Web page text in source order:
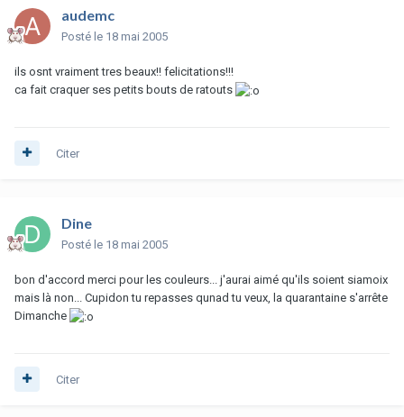
audemc
Posté le 18 mai 2005
ils osnt vraiment tres beaux!! felicitations!!!
ca fait craquer ses petits bouts de ratouts
Citer
Dine
Posté le 18 mai 2005
bon d'accord merci pour les couleurs... j'aurai aimé qu'ils soient siamoix
mais là non... Cupidon tu repasses qunad tu veux, la quarantaine s'arrête
Dimanche
Citer